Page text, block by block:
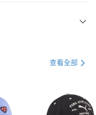
查看全部